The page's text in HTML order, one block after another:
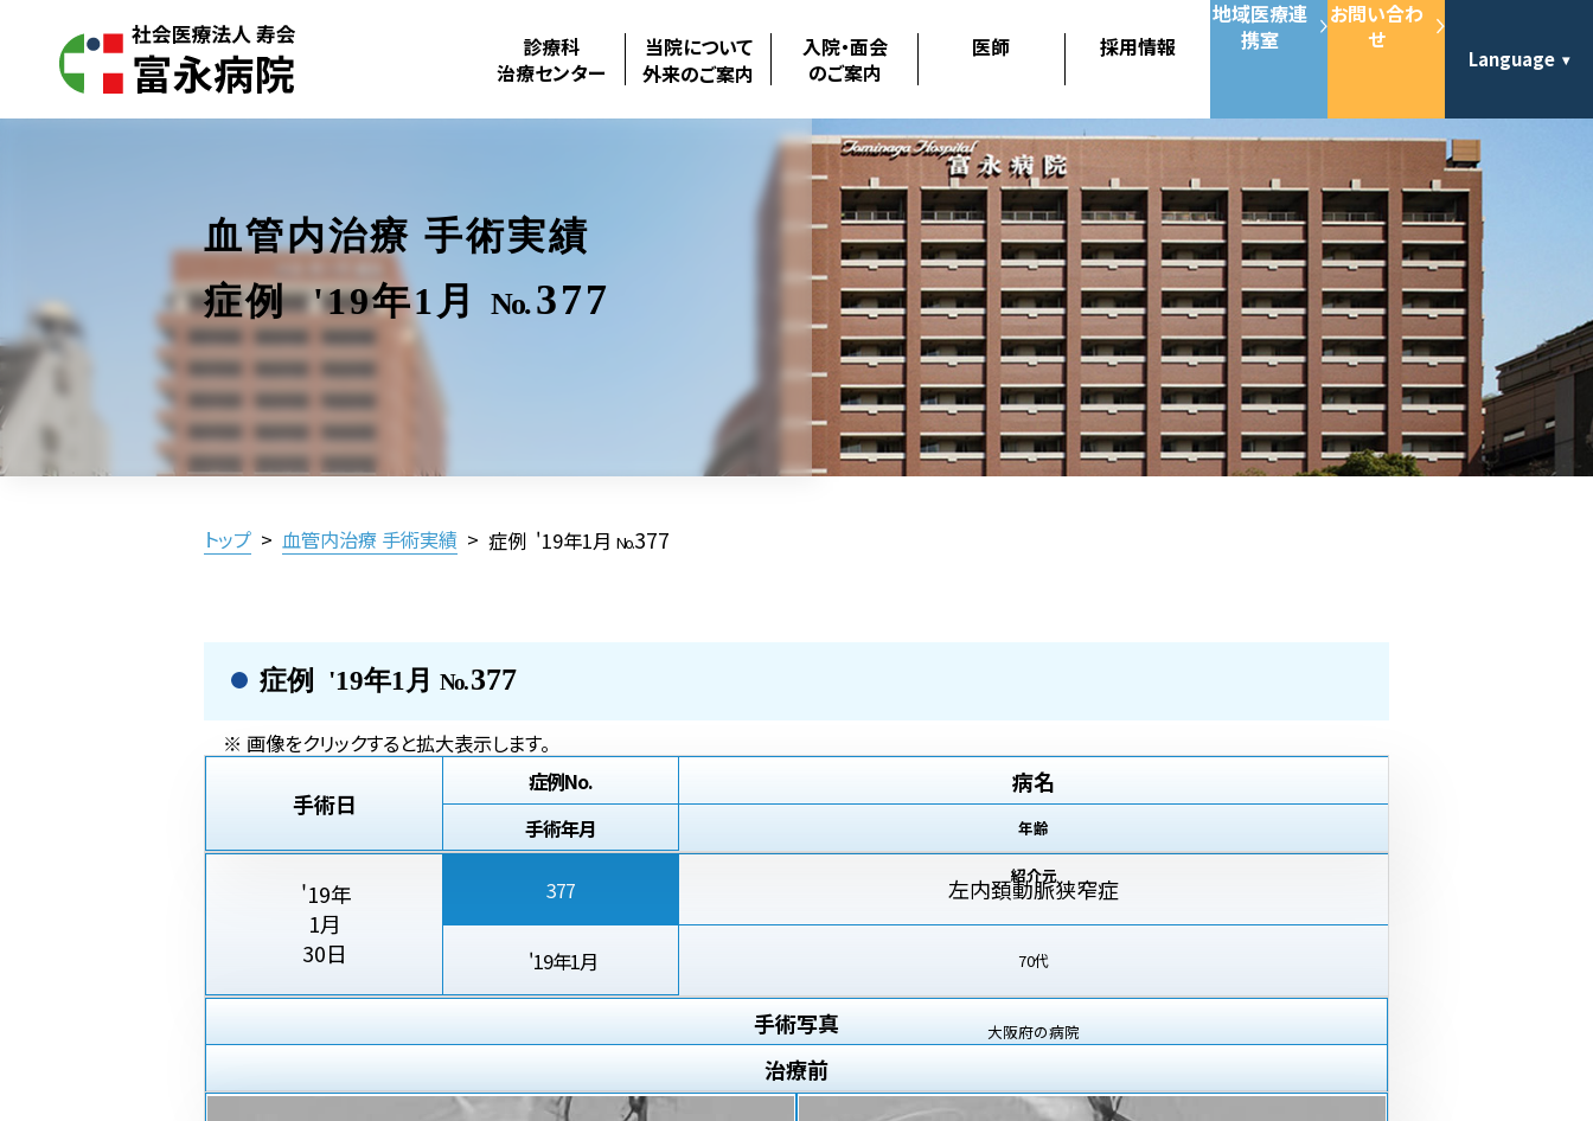
診療科
治療センター
当院について
外来のご案内
入院・面会
のご案内
医師 採用情報
地域医療連
携室
お問い合わ
せ
Language
血管内治療 手術実績
症例 '19年1月
No.377
トップ > 血管内治療 手術実績 > 症例 '19年1月No.377
症例 '19年1月 No.377
※ 画像をクリックすると拡大表示します。
手術日
症例No.
手術年月
病名
年齢
紹介元
'19年
1月
30日
377
'19年1月
左内頚動脈狭窄症
70代
大阪府の病院
手術写真
治療前